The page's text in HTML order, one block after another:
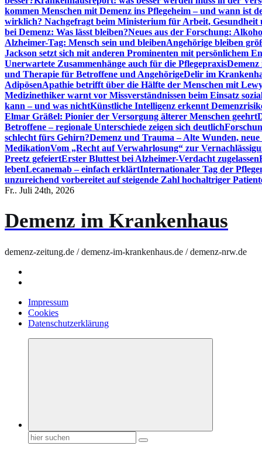
kommen Menschen mit Demenz ins Pflegeheim – und wann ist
wirklich? Nachgefragt beim Ministerium für Arbeit, Gesundheit
bei Demenz: Was lässt bleiben?Neues aus der Forschung:
Alzheimer-Tag: Mensch sein und bleibenAngehörige bleiben
Jackson setzt sich mit anderen Prominenten mit persönlichem
Unerwartete Zusammenhänge auch für die Pflegepraxis
und Therapie für Betroffene und AngehörigeDelir im
AdipösenApathie betrifft über die Hälfte der Menschen mit
Medizinethiker warnt vor Missverständnissen beim Einsatz
kann – und was nichtKünstliche Intelligenz erkennt
Elmar Gräßel: Pionier der Versorgung älterer Menschen geehrt
Betroffene – regionale Unterschiede zeigen sich deutlich
schlecht fürs Gehirn?Demenz und Trauma – Alte Wunden,
MedikationVom „Recht auf Verwahrlosung“ zur
Preetz gefeiertErster Bluttest bei Alzheimer-Verdacht zugelassen
lebenLecanemab – einfach erklärtInternationaler Tag der
unzureichend vorbereitet auf steigende Zahl hochaltriger
Fr.. Juli 24th, 2026
Demenz im Krankenhaus
demenz-zeitung.de / demenz-im-krankenhaus.de / demenz-nrw.de
Impressum
Cookies
Datenschutzerklärung
Suchen
nach: